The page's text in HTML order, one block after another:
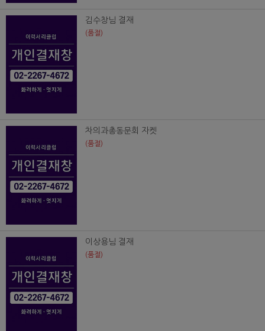
김수창님 결재
(품절)
차의과총동문회 자켓
(품절)
이상용님 결재
(품절)